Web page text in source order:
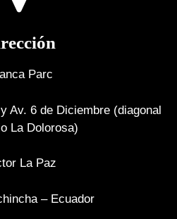
Parc
Av. 6 de Diciembre (diagonal
La Dolorosa)
La Paz
– Ecuador